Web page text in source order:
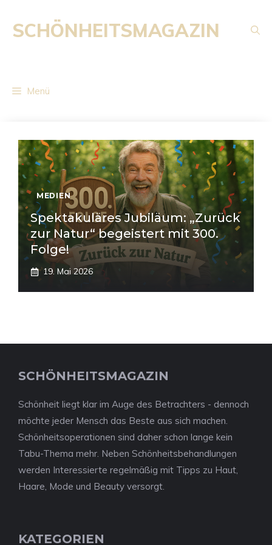
Inhalt
springen
SCHÖNHEITSMAGAZIN
Menü
MEDIEN
Spektakuläres Jubiläum: „Zurück
zur Natur“ begeistert mit 300.
Folge!
19. Mai 2026
SCHÖNHEITSMAGAZIN
Schönheit liegt klar im Auge des Betrachters - dennoch
möchte jeder Mensch das Beste aus sich machen.
Schönheitsoperationen sind daher schon lange kein
Tabu-Thema mehr. Neben Schönheitsbehandlungen
werden Interessierte regelmäßig mit Tipps zu Haut,
Haare, Mode und Beauty versorgt.
KATEGORIEN